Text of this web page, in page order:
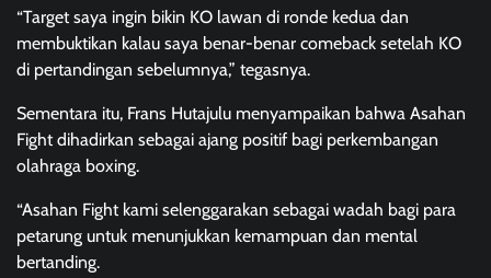
“Target saya ingin bikin KO lawan di ronde kedua dan
membuktikan kalau saya benar-benar comeback setelah KO
di pertandingan sebelumnya,” tegasnya.
Sementara itu, Frans Hutajulu menyampaikan bahwa Asahan
Fight dihadirkan sebagai ajang positif bagi perkembangan
olahraga boxing.
“Asahan Fight kami selenggarakan sebagai wadah bagi para
petarung untuk menunjukkan kemampuan dan mental
bertanding.